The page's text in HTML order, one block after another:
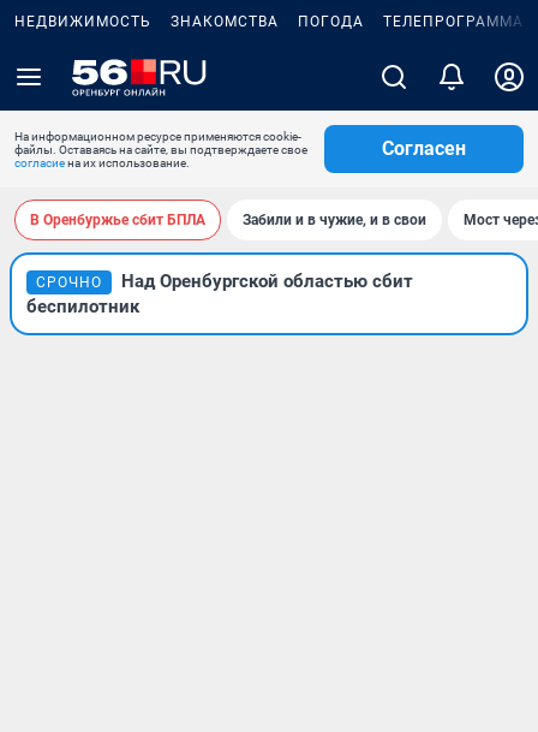
НЕДВИЖИМОСТЬ ЗНАКОМСТВА ПОГОДА ТЕЛЕПРОГРАММА
На информационном ресурсе применяются cookie-
файлы. Оставаясь на сайте, вы подтверждаете свое
согласиена их использование.
Согласен
В Оренбуржье сбит БПЛА Забили и в чужие, и в свои Мост
СРОЧНО
Над Оренбургской областью сбит
беспилотник